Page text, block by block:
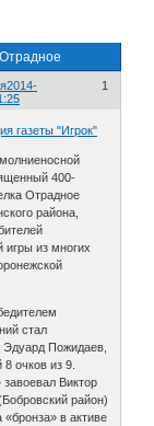
1
2014-
газеты "Игрок"
400-
Отрадное
района,
игры из многих
стал
Эдуард Пожидаев,
очков из 9.
Виктор
район)
«бронза» в активе